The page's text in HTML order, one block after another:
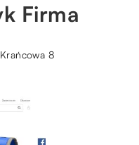
Firma
8